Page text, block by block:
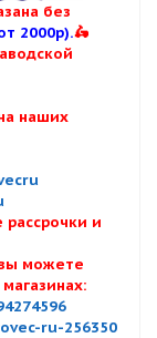
без
2000р).🛵
наших
и
можете
ru-256350